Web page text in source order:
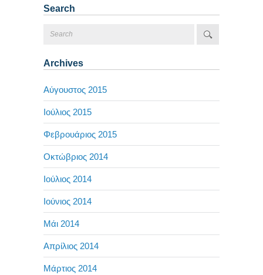
Search
Archives
Αύγουστος 2015
Ιούλιος 2015
Φεβρουάριος 2015
Οκτώβριος 2014
Ιούλιος 2014
Ιούνιος 2014
Μάι 2014
Απρίλιος 2014
Μάρτιος 2014